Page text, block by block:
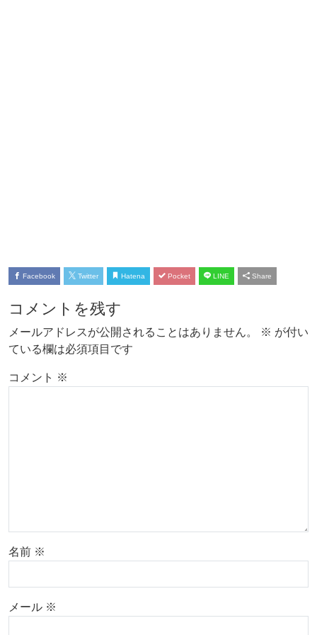
Facebook Twitter Hatena Pocket LINE Share
コメントを残す
メールアドレスが公開されることはありません。 ※ が付い
ている欄は必須項目です
コメント ※
名前 ※
メール ※